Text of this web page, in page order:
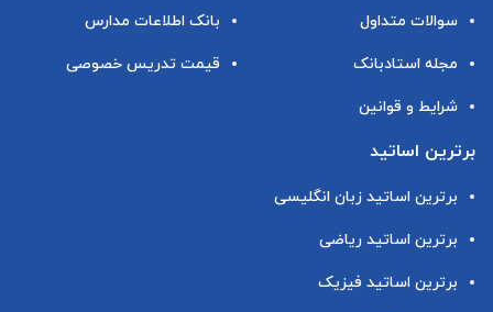
سوالات متداول
مجله استادبانک
شرایط و قوانین
بانک اطلاعات مدارس
قیمت تدریس خصوصی
برترین اساتید
برترین اساتید زبان انگلیسی
برترین اساتید ریاضی
برترین اساتید فیزیک